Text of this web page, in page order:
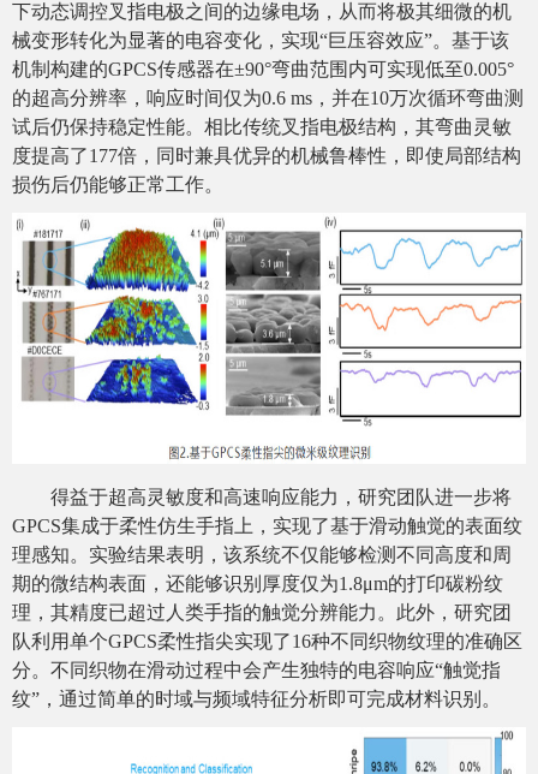
下动态调控叉指电极之间的边缘电场，从而将极其细微的机
械变形转化为显著的电容变化，实现“巨压容效应”。基于该
机制构建的GPCS传感器在±90°弯曲范围内可实现低至0.005°
的超高分辨率，响应时间仅为0.6 ms，并在10万次循环弯曲测
试后仍保持稳定性能。相比传统叉指电极结构，其弯曲灵敏
度提高了177倍，同时兼具优异的机械鲁棒性，即使局部结构
损伤后仍能够正常工作。
得益于超高灵敏度和高速响应能力，研究团队进一步将
GPCS集成于柔性仿生手指上，实现了基于滑动触觉的表面纹
理感知。实验结果表明，该系统不仅能够检测不同高度和周
期的微结构表面，还能够识别厚度仅为1.8μm的打印碳粉纹
理，其精度已超过人类手指的触觉分辨能力。此外，研究团
队利用单个GPCS柔性指尖实现了16种不同织物纹理的准确区
分。不同织物在滑动过程中会产生独特的电容响应“触觉指
纹”，通过简单的时域与频域特征分析即可完成材料识别。